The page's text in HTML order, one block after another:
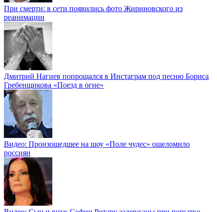
При смерти: в сети появились фото Жириновского из
реанимации
Дмитрий Нагиев попрощался в Инстаграм под песню Бориса
Гребенщикова «Поезд в огне»
Видео: Произошедшее на шоу «Поле чудес» ошеломило
россиян